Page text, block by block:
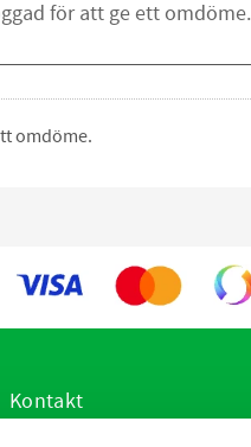
omdöme.
Kontakt